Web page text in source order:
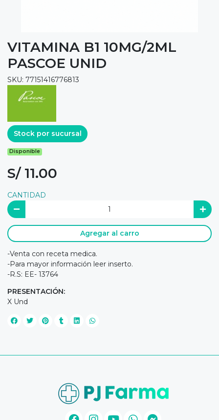
VITAMINA B1 10MG/2ML
PASCOE UNID
SKU: 77151416776813
Stock por sucursal
Disponible
S/ 11.00
CANTIDAD
Agregar al carro
-Venta con receta medica.
-Para mayor información leer inserto.
-R.S: EE- 13764
PRESENTACIÓN:
X Und